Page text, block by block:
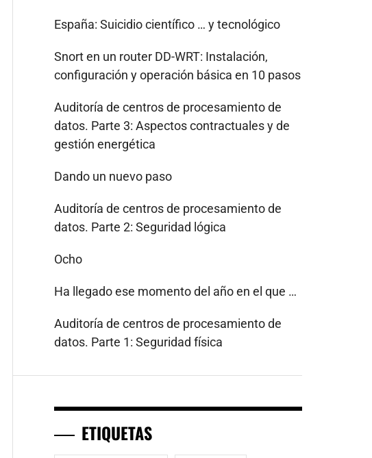
España: Suicidio científico … y tecnológico
Snort en un router DD-WRT: Instalación,
configuración y operación básica en 10 pasos
Auditoría de centros de procesamiento de
datos. Parte 3: Aspectos contractuales y de
gestión energética
Dando un nuevo paso
Auditoría de centros de procesamiento de
datos. Parte 2: Seguridad lógica
Ocho
Ha llegado ese momento del año en el que …
Auditoría de centros de procesamiento de
datos. Parte 1: Seguridad física
ETIQUETAS